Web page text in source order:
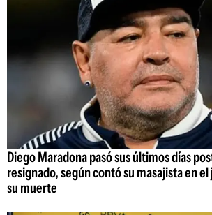
Diego Maradona pasó sus últimos días
resignado, según contó su masajista en
su muerte